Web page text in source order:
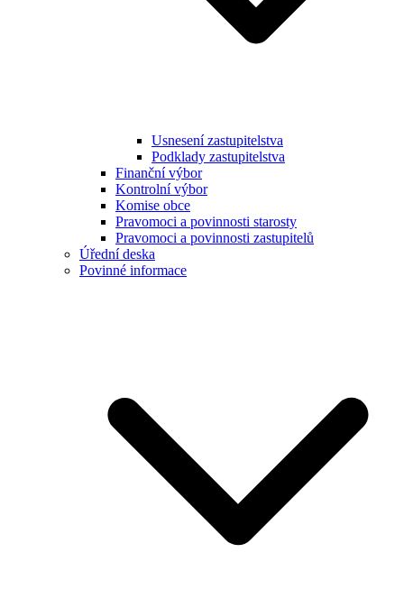
Usnesení zastupitelstva
Podklady zastupitelstva
Finanční výbor
Kontrolní výbor
Komise obce
Pravomoci a povinnosti starosty
Pravomoci a povinnosti zastupitelů
Úřední deska
Povinné informace